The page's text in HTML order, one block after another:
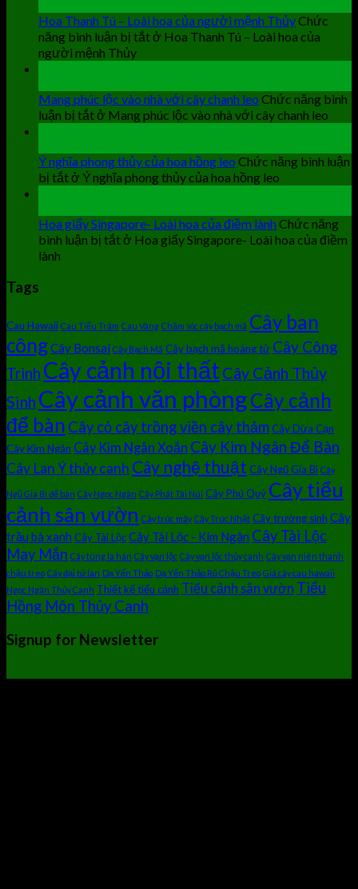
Hoa Thanh Tú – Loài hoa của người mệnh ThủyChức
năng bình luận bị tắtở Hoa Thanh Tú – Loài hoa của
người mệnh Thủy
Mang phúc lộc vào nhà với cây chanh leoChức năng bình
luận bị tắtở Mang phúc lộc vào nhà với cây chanh leo
Ý nghĩa phong thủy của hoa hồng leoChức năng bình luận
bị tắtở Ý nghĩa phong thủy của hoa hồng leo
Hoa giấy Singapore- Loài hoa của điềm lànhChức năng
bình luận bị tắtở Hoa giấy Singapore- Loài hoa của điềm
lành
Tags
Cau Hawaii Cau Tiểu Trâm Cau Vàng Chăm sóc cây bạch mã Cây ban
côngCây Bonsai Cây Bạch Mã Cây bạch mã hoàng tử Cây Công
Trình Cây cảnh nội thấtCây Cảnh Thủy
Sinh Cây cảnh văn phòngCây cảnh
để bàn Cây cỏ cây trồng viền cây thảmCây Dừa Cạn
Cây Kim Ngân Cây Kim Ngân Xoắn Cây Kim Ngân Để Bàn
Cây Lan Ý thủy canh Cây nghệ thuật Cây Ngũ Gia Bì Cây
Ngũ Gia Bì để bàn Cây Ngọc Ngân Cây Phát Tài Núi Cây Phú Quý Cây tiểu
cảnh sân vườn Cây trúc mây Cây Trúc Nhật Cây trường sinh Cây
trầu bà xanh Cây Tài LộcCây Tài Lộc - Kim Ngân Cây Tài Lộc
May Mắn Cây tùng la hán Cây vạn lộc Cây vạn lộc thủy canh Cây vạn niên thanh
chậu treo Cây đại tứ lan Dạ Yến Thảo Dạ Yến Thảo Rũ Chậu Treo Giá cây cau hawaii
Ngọc Ngân Thủy Canh Thiết kế tiểu cảnh Tiểu cảnh sân vườn Tiểu
Hồng Môn Thủy Canh
Signup for Newsletter